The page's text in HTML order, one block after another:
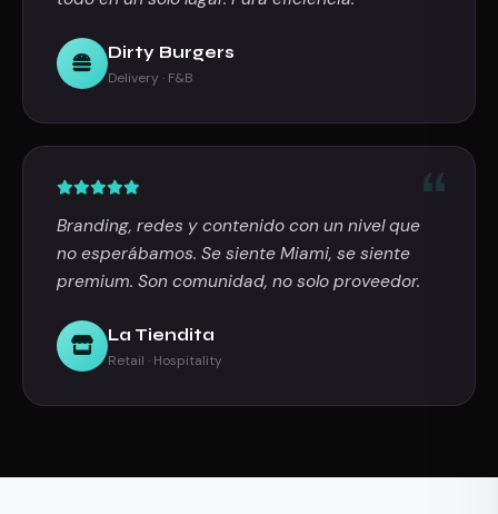
Dirty Burgers
Delivery · F&B
Branding, redes y contenido con un nivel que
no esperábamos. Se siente Miami, se siente
premium. Son comunidad, no solo proveedor.
La Tiendita
Retail · Hospitality